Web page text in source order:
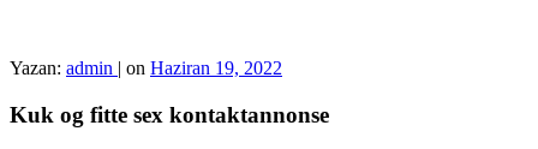
Yazan: admin | on Haziran 19, 2022
Kuk og fitte sex kontaktannonse